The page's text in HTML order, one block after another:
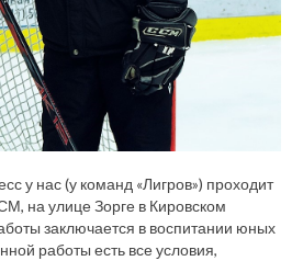
у нас (у команд «Лигров») проходит
на улице Зорге в Кировском
заключается в воспитании юных
работы есть все условия,